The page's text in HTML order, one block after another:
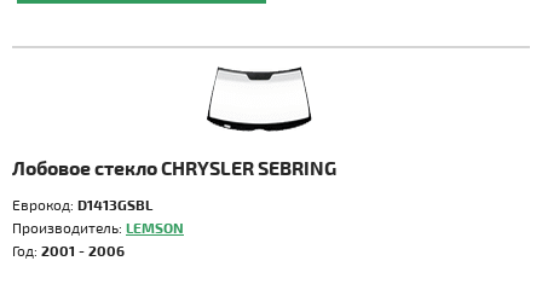
Лобовое стекло CHRYSLER SEBRING
Еврокод: D1413GSBL
Производитель: LEMSON
Год: 2001 - 2006